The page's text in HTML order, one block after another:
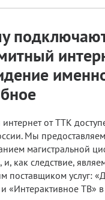
от ТТК
Мы предоставляем
магистральной
как следствие,
поставщиком услуг:
«Интерактивное ТВ»